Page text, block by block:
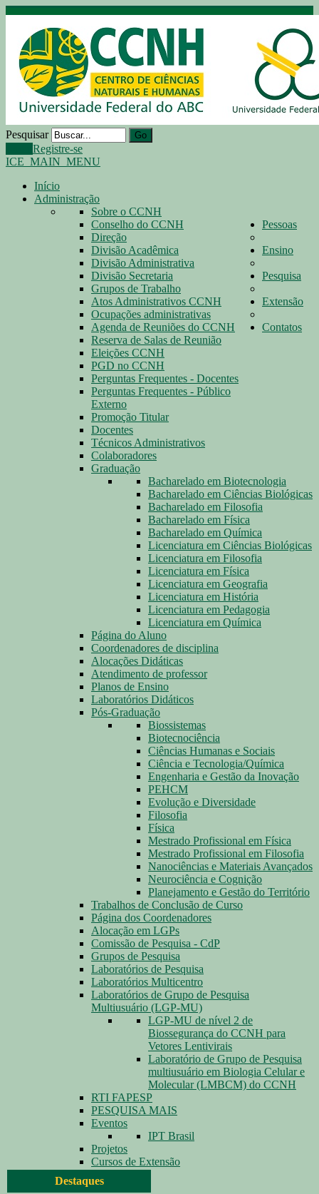
Pesquisar Go
Registre-se
ICE_MAIN_MENU
Início
Administração
Sobre o CCNH
Conselho do CCNH
Direção
Divisão Acadêmica
Divisão Administrativa
Divisão Secretaria
Grupos de Trabalho
Atos Administrativos CCNH
Ocupações administrativas
Agenda de Reuniões do CCNH
Reserva de Salas de Reunião
Eleições CCNH
PGD no CCNH
Perguntas Frequentes - Docentes
Perguntas Frequentes - Público
Externo
Promoção Titular
Pessoas
Docentes
Técnicos Administrativos
Colaboradores
Ensino
Graduação
Bacharelado em Biotecnologia
Bacharelado em Ciências Biológicas
Bacharelado em Filosofia
Bacharelado em Física
Bacharelado em Química
Licenciatura em Ciências Biológicas
Licenciatura em Filosofia
Licenciatura em Física
Licenciatura em Geografia
Licenciatura em História
Licenciatura em Pedagogia
Licenciatura em Química
Página do Aluno
Coordenadores de disciplina
Alocações Didáticas
Atendimento de professor
Planos de Ensino
Laboratórios Didáticos
Pós-Graduação
Biossistemas
Biotecnociência
Ciências Humanas e Sociais
Ciência e Tecnologia/Química
Engenharia e Gestão da Inovação
PEHCM
Evolução e Diversidade
Filosofia
Física
Mestrado Profissional em Física
Mestrado Profissional em Filosofia
Nanociências e Materiais Avançados
Neurociência e Cognição
Planejamento e Gestão do Território
Trabalhos de Conclusão de Curso
Página dos Coordenadores
Pesquisa
Alocação em LGPs
Comissão de Pesquisa - CdP
Grupos de Pesquisa
Laboratórios de Pesquisa
Laboratórios Multicentro
Laboratórios de Grupo de Pesquisa
Multiusuário (LGP-MU)
LGP-MU de nível 2 de
Biossegurança do CCNH para
Vetores Lentivirais
Laboratório de Grupo de Pesquisa
multiusuário em Biologia Celular e
Molecular (LMBCM) do CCNH
RTI FAPESP
PESQUISA MAIS
Extensão
Eventos
IPT Brasil
Projetos
Cursos de Extensão
Contatos
Destaques